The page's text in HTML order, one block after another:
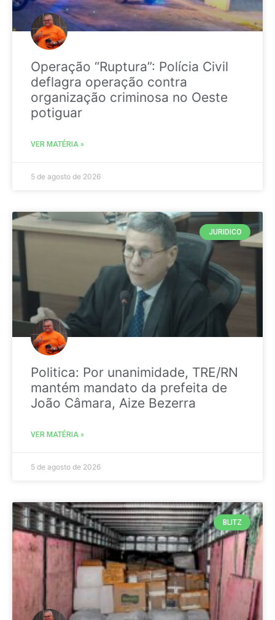
Operação “Ruptura”: Polícia Civil
deflagra operação contra
organização criminosa no Oeste
potiguar
VER MATÉRIA »
5 de agosto de 2026
JURIDICO
Politica: Por unanimidade, TRE/RN
mantém mandato da prefeita de
João Câmara, Aize Bezerra
VER MATÉRIA »
5 de agosto de 2026
BLITZ